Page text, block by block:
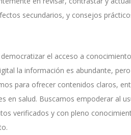
secundarios, y consejos
el acceso a
la información es abundante,
para ofrecer contenidos claros,
en salud. Buscamos empoderar al
verificados y con pleno